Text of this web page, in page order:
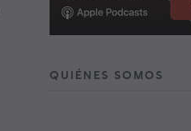
QUIÉNES SOMOS